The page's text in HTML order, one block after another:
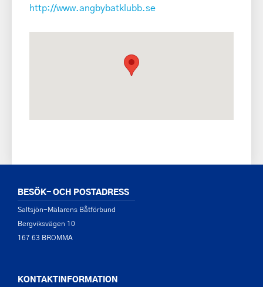
http://www.angbybatklubb.se
BESÖK- OCH POSTADRESS
Saltsjön-Mälarens Båtförbund
Bergviksvägen 10
167 63 BROMMA
KONTAKTINFORMATION